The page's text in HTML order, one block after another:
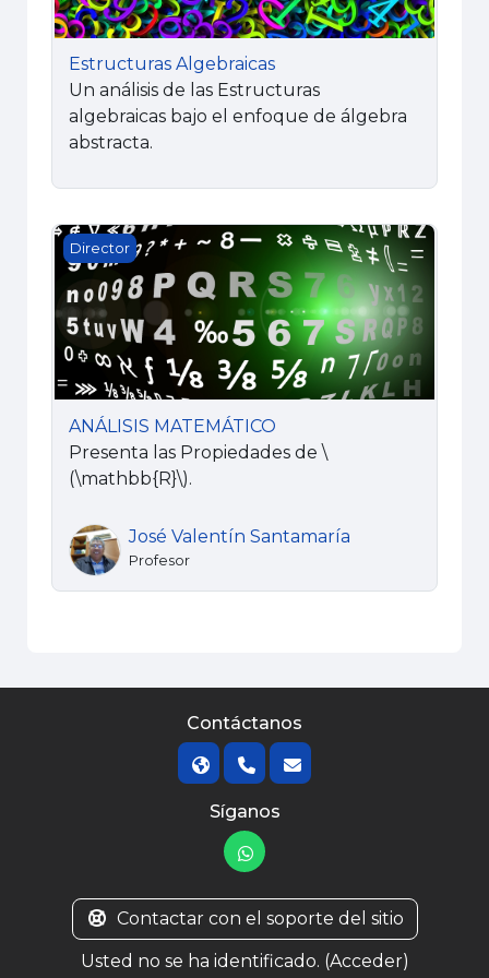
Estructuras Algebraicas
Un análisis de las Estructuras
algebraicas bajo el enfoque de álgebra
abstracta.
ANÁLISIS MATEMÁTICO
Director
ANÁLISIS MATEMÁTICO
Presenta las Propiedades de\
(\mathbb{R}\).
José Valentín Santamaría
Profesor
Contáctanos
Síganos
Contactar con el soporte del sitio
Usted no se ha identificado. (Acceder)